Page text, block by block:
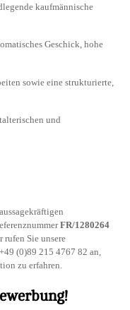
kaufmännische
Geschick, hohe
sowie eine strukturierte,
und
FR/1280264
rufen Sie unsere
(0)89 215 4767 82 an,
zu erfahren.